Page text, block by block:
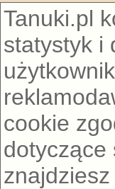
Tanuki.pl
statystyk i
cookie
dotyczące